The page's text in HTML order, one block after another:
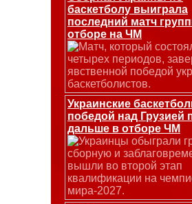
баскетболу выиграла
последний матч
отборе на ЧМ
Матч, который
четырех периодов,
явственной победой
баскетболистов.
Украинские
победой над Грузией
дальше в отборе ЧМ
Украинцы обыграли
сборную и
вышли во второй этап
квалификации на
мира-2027.